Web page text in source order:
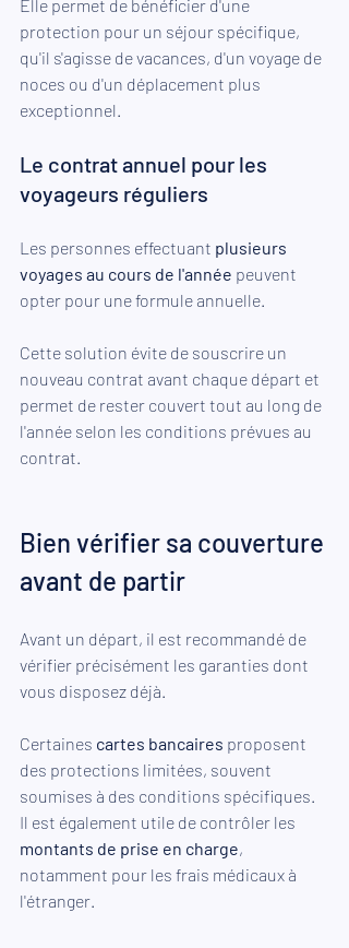
Elle permet de bénéficier d'une
protection pour un séjour spécifique,
qu'il s'agisse de vacances, d'un voyage de
noces ou d'un déplacement plus
exceptionnel.
Le contrat annuel pour les
voyageurs réguliers
Les personnes effectuant plusieurs
voyages au cours de l'année peuvent
opter pour une formule annuelle.
Cette solution évite de souscrire un
nouveau contrat avant chaque départ et
permet de rester couvert tout au long de
l'année selon les conditions prévues au
contrat.
Bien vérifier sa couverture
avant de partir
Avant un départ, il est recommandé de
vérifier précisément les garanties dont
vous disposez déjà.
Certaines cartes bancaires proposent
des protections limitées, souvent
soumises à des conditions spécifiques.
Il est également utile de contrôler les
montants de prise en charge,
notamment pour les frais médicaux à
l'étranger.